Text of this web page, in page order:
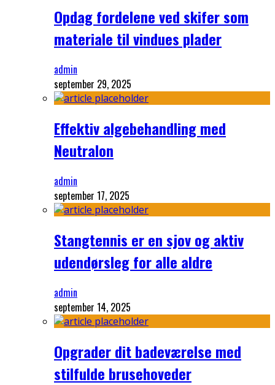
Opdag fordelene ved skifer som
materiale til vindues plader
admin
september 29, 2025
Effektiv algebehandling med
Neutralon
admin
september 17, 2025
Stangtennis er en sjov og aktiv
udendørsleg for alle aldre
admin
september 14, 2025
Opgrader dit badeværelse med
stilfulde brusehoveder